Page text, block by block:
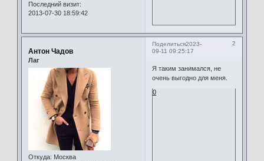
Последний визит:
2013-07-30 18:59:42
Поделиться 2
2023-
09-11 09:25:17
Антон Чадов
Лаг
Откуда: Москва
Я таким занимался, не
очень выгодно для меня.
0